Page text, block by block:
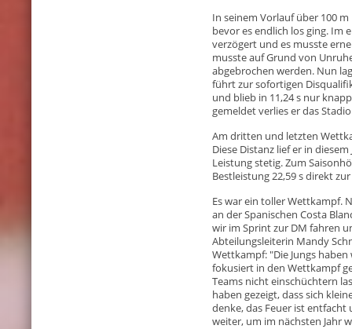
In seinem Vorlauf über 100
bevor es endlich los ging. Im
verzögert und es musste
musste auf Grund von
abgebrochen werden. Nun
führt zur sofortigen
und blieb in 11,24 s nur
gemeldet verlies er das
Am dritten und letzten
Diese Distanz lief er in
Leistung stetig. Zum
Bestleistung 22,59 s direkt
Es war ein toller Wettkampf.
an der Spanischen Costa
wir im Sprint zur DM fahren
Abteilungsleiterin Mandy
Wettkampf: "Die Jungs
fokusiert in den Wettkampf
Teams nicht einschüchtern
haben gezeigt, dass sich
denke, das Feuer ist
weiter, um im nächsten Jahr